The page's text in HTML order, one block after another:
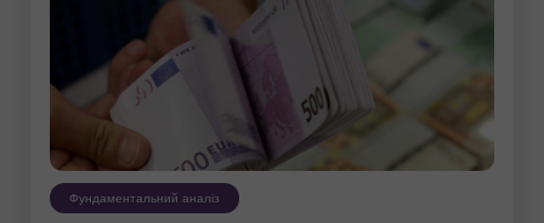
Фундаментальний аналіз